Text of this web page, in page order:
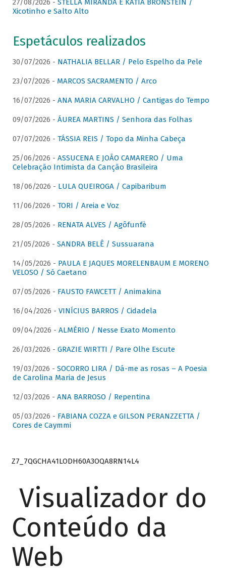
27/08/2026 - STELLA MIRANDA E KATIA BRONSTEIN /
Xicotinho e Salto Alto
Espetáculos realizados
30/07/2026 - NATHALIA BELLAR / Pelo Espelho da Pele
23/07/2026 - MARCOS SACRAMENTO / Arco
16/07/2026 - ANA MARIA CARVALHO / Cantigas do Tempo
09/07/2026 - ÁUREA MARTINS / Senhora das Folhas
07/07/2026 - TÁSSIA REIS / Topo da Minha Cabeça
25/06/2026 - ASSUCENA E JOÃO CAMARERO / Uma
Celebração Intimista da Canção Brasileira
18/06/2026 - LULA QUEIROGA / Capibaribum
11/06/2026 - TORI / Areia e Voz
28/05/2026 - RENATA ALVES / Agôfunfè
21/05/2026 - SANDRA BELÊ / Sussuarana
14/05/2026 - PAULA E JAQUES MORELENBAUM E MORENO
VELOSO / Só Caetano
07/05/2026 - FAUSTO FAWCETT / Animakina
16/04/2026 - VINÍCIUS BARROS / Cidadela
09/04/2026 - ALMÉRIO / Nesse Exato Momento
26/03/2026 - GRAZIE WIRTTI / Pare Olhe Escute
19/03/2026 - SOCORRO LIRA / Dá-me as rosas – A Poesia
de Carolina Maria de Jesus
12/03/2026 - ANA BARROSO / Repentina
05/03/2026 - FABIANA COZZA e GILSON PERANZZETTA /
Cores de Caymmi
Z7_7QGCHA41LODH60A3OQA8RN14L4
Visualizador do
Conteúdo da
Web